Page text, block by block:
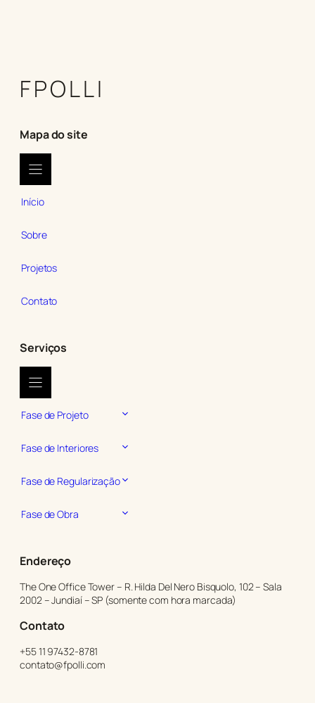
FPOLLI
Mapa do site
Início
Sobre
Projetos
Contato
Serviços
Fase de Projeto
Fase de Interiores
Fase de Regularização
Fase de Obra
Endereço
The One Office Tower – R. Hilda Del Nero Bisquolo, 102 – Sala
2002 – Jundiaí – SP (somente com hora marcada)
Contato
+55 11 97432-8781
contato@fpolli.com